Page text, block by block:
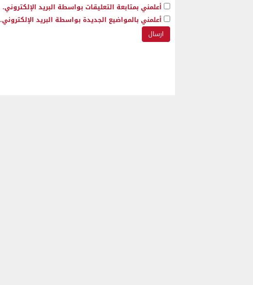
أعلمني بمتابعة التعليقات بواسطة البريد الإلكتروني.
أعلمني بالمواضيع الجديدة بواسطة البريد الإلكتروني.